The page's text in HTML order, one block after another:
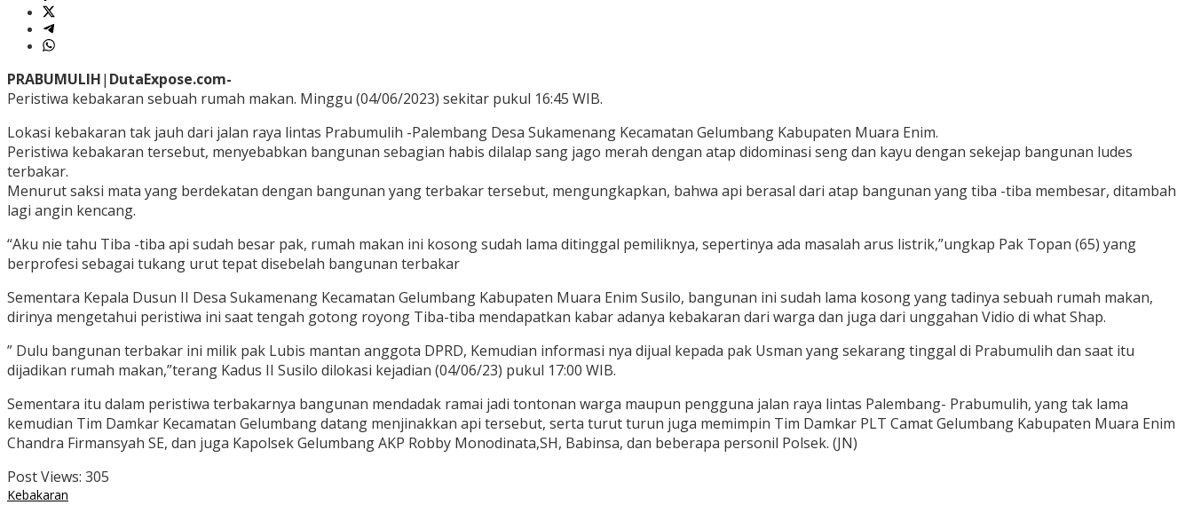
PRABUMULIH| DutaExpose.com-
Peristiwa kebakaran sebuah rumah makan. Minggu (04/06/2023) sekitar pukul 16:45 WIB.
Lokasi kebakaran tak jauh dari jalan raya lintas Prabumulih -Palembang Desa Sukamenang Kecamatan Gelumbang Kabupaten Muara Enim.
Peristiwa kebakaran tersebut, menyebabkan bangunan sebagian habis dilalap sang jago merah dengan atap didominasi seng dan kayu dengan sekejap bangunan ludes
terbakar.
Menurut saksi mata yang berdekatan dengan bangunan yang terbakar tersebut, mengungkapkan, bahwa api berasal dari atap bangunan yang tiba -tiba membesar, ditambah
lagi angin kencang.
“Aku nie tahu Tiba -tiba api sudah besar pak, rumah makan ini kosong sudah lama ditinggal pemiliknya, sepertinya ada masalah arus listrik,”ungkap Pak Topan (65) yang
berprofesi sebagai tukang urut tepat disebelah bangunan terbakar
Sementara Kepala Dusun II Desa Sukamenang Kecamatan Gelumbang Kabupaten Muara Enim Susilo, bangunan ini sudah lama kosong yang tadinya sebuah rumah makan,
dirinya mengetahui peristiwa ini saat tengah gotong royong Tiba-tiba mendapatkan kabar adanya kebakaran dari warga dan juga dari unggahan Vidio di what Shap.
” Dulu bangunan terbakar ini milik pak Lubis mantan anggota DPRD, Kemudian informasi nya dijual kepada pak Usman yang sekarang tinggal di Prabumulih dan saat itu
dijadikan rumah makan,”terang Kadus II Susilo dilokasi kejadian (04/06/23) pukul 17:00 WIB.
Sementara itu dalam peristiwa terbakarnya bangunan mendadak ramai jadi tontonan warga maupun pengguna jalan raya lintas Palembang- Prabumulih, yang tak lama
kemudian Tim Damkar Kecamatan Gelumbang datang menjinakkan api tersebut, serta turut turun juga memimpin Tim Damkar PLT Camat Gelumbang Kabupaten Muara Enim
Chandra Firmansyah SE, dan juga Kapolsek Gelumbang AKP Robby Monodinata,SH, Babinsa, dan beberapa personil Polsek. (JN)
Post Views: 305
Kebakaran